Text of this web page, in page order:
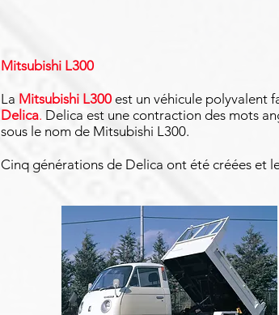
Mitsubishi L300
La Mitsubishi L300 est un véhicule polyvalent
Delica. Delica est une contraction des mots
sous le nom de Mitsubishi L300.
Cinq générations de Delica ont été créées et